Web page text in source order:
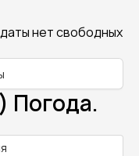
нет свободных
Погода.